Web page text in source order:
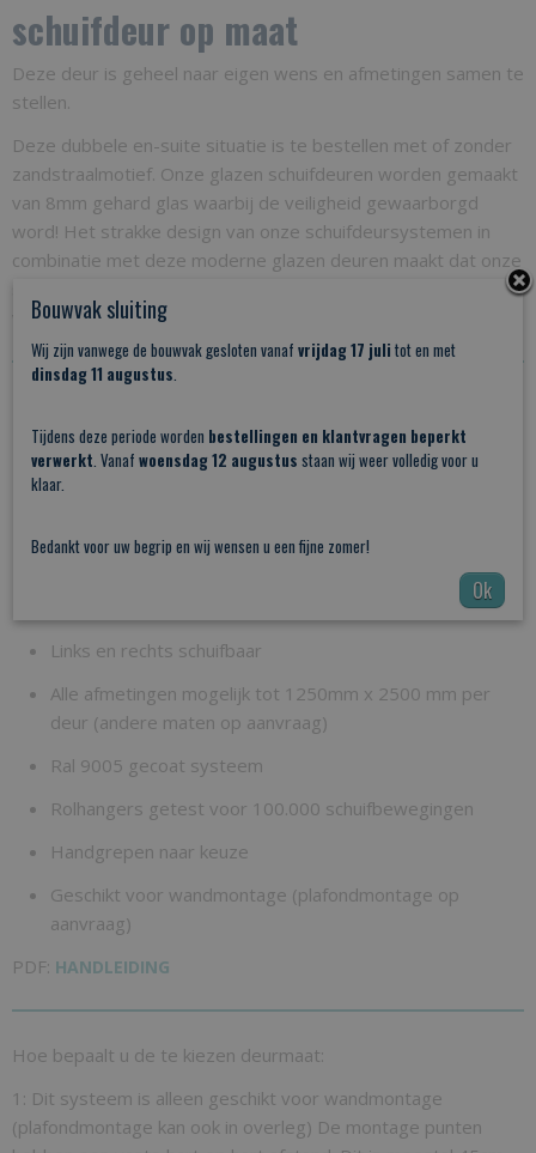
120,00 Kg
schuifdeur op maat
Deze deur is geheel naar eigen wens en afmetingen samen te
stellen.
Deze dubbele en-suite situatie is te bestellen met of zonder
zandstraalmotief. Onze glazen schuifdeuren worden gemaakt
van 8mm gehard glas waarbij de veiligheid gewaarborgd
word! Het strakke design van onze schuifdeursystemen in
combinatie met deze moderne glazen deuren maakt dat onze
wordt.
zandstraalmotief
Clearshield beschermlaag mogelijk bij glasdeur met
Compleet Zwart schuifsysteem op maat incl. rail op maat
Links en rechts schuifbaar
Alle afmetingen mogelijk tot 1250mm x 2500 mm per
deur (andere maten op aanvraag)
Ral 9005 gecoat systeem
Rolhangers getest voor 100.000 schuifbewegingen
Handgrepen naar keuze
Geschikt voor wandmontage (plafondmontage op
aanvraag)
PDF: HANDLEIDING
Hoe bepaalt u de te kiezen deurmaat:
1: Dit systeem is alleen geschikt voor wandmontage
(plafondmontage kan ook in overleg) De montage punten
Bouwvak sluiting
Wij zijn vanwege de bouwvak gesloten vanaf vrijdag 17 juli tot en met
dinsdag 11 augustus.
Tijdens deze periode worden bestellingen en klantvragen beperkt
verwerkt. Vanaf woensdag 12 augustus staan wij weer volledig voor u
klaar.
Bedankt voor uw begrip en wij wensen u een fijne zomer!
Ok